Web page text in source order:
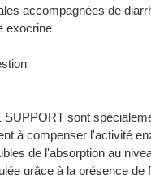
accompagnées de
exocrine
sont
à compenser l'activité
de l'absorption au
grâce à la présence